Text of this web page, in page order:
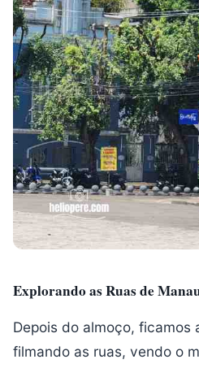
Explorando as Ruas de
Depois do almoço, ficamos
filmando as ruas, vendo o